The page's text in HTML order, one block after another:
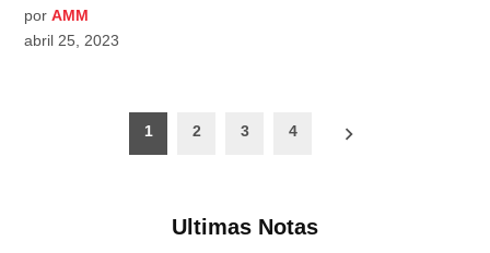
por AMM
abril 25, 2023
Paginación
1 2 3 4
Ultimas Notas